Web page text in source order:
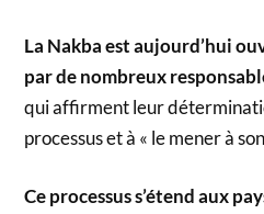
La Nakba est aujourd’hui
par de nombreux
qui affirment leur
processus et à « le mener à
Ce processus s’étend aux